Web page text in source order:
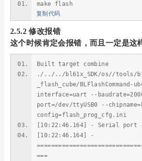
make flash
复制代码
2.5.2 修改报错
这个时候肯定会报错，而且一定是这
Built target combine
./../../bl61x_SDK/os//tools/
_flash_cube/BLFlashCommand-
interface=uart --
port=/dev/ttyUSB0 --
config=flash_prog_cfg.ini
[10:22:46.164] - Serial port
[10:22:46.164] -
===